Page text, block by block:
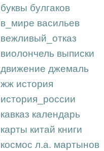
буквы булгаков
в_мире васильев
вежливый_отказ
виолончель выписки
движение джемаль
жж история
история_россии
кавказ календарь
карты китай книги
космос л.а. мартынов